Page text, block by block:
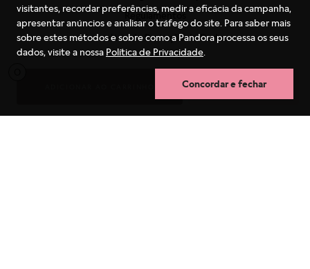
visitantes, recordar preferências, medir a eficácia da campanha,
apresentar anúncios e analisar o tráfego do site. Para saber mais
sobre estes métodos e sobre como a Pandora processa os seus
dados, visite a nossa Política de Privacidade
Concordar e fechar
COMPRA RÁPIDA
Regulamentos
Formulário de Proteção de Dados
Receba as novidades
SAC